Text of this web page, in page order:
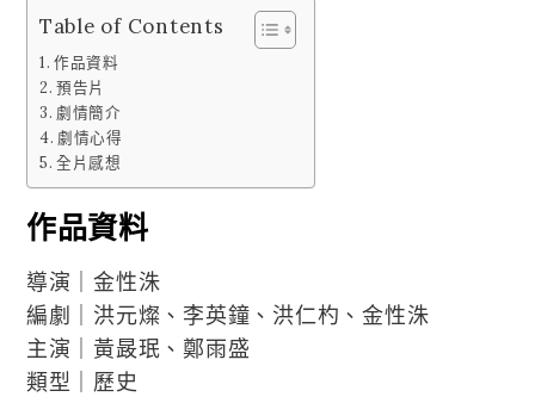
Table of Contents
作品資料
預告片
劇情簡介
劇情心得
全片感想
作品資料
導演｜金性洙
編劇｜洪元燦、李英鐘、洪仁杓、金性洙
主演｜黃晸珉、鄭雨盛
類型｜歷史